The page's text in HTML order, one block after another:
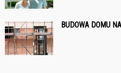
BUDOWA DOMU